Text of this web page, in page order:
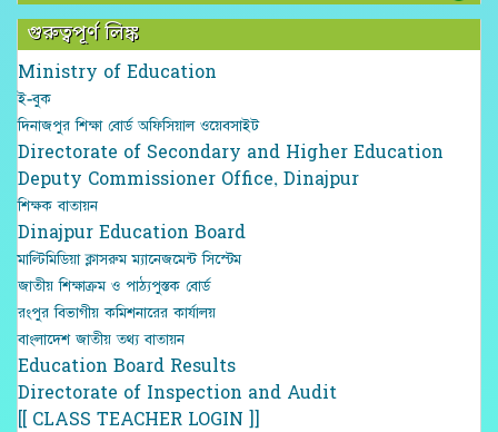
গুরুত্বপূর্ণ লিঙ্ক
Ministry of Education
ই-বুক
দিনাজপুর শিক্ষা বোর্ড অফিসিয়াল ওয়েবসাইট
Directorate of Secondary and Higher Education
Deputy Commissioner Office, Dinajpur
শিক্ষক বাতায়ন
Dinajpur Education Board
মাল্টিমিডিয়া ক্লাসরুম ম্যানেজমেন্ট সিস্টেম
জাতীয় শিক্ষাক্রম ও পাঠ্যপুস্তক বোর্ড
রংপুর বিভাগীয় কমিশনারের কার্যালয়
বাংলাদেশ জাতীয় তথ্য বাতায়ন
Education Board Results
Directorate of Inspection and Audit
[[ CLASS TEACHER LOGIN ]]